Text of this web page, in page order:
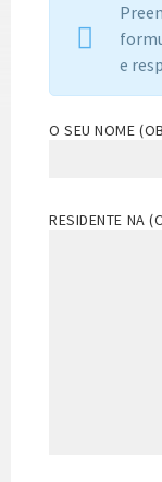
e
O SEU NOME
RESIDENTE NA